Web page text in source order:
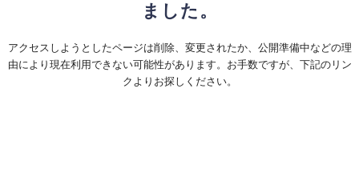
ました。
アクセスしようとしたページは削除、変更されたか、公開準備中などの理
由により現在利用できない可能性があります。お手数ですが、下記のリン
クよりお探しください。